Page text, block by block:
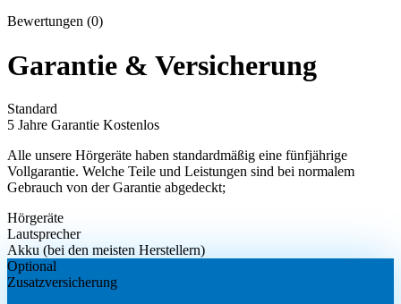
Bewertungen (0)
Garantie & Versicherung
Standard
5 Jahre Garantie Kostenlos
Alle unsere Hörgeräte haben standardmäßig eine fünfjährige
Vollgarantie. Welche Teile und Leistungen sind bei normalem
Gebrauch von der Garantie abgedeckt;
Hörgeräte
Lautsprecher
Akku (bei den meisten Herstellern)
Optional
Zusatzversicherung